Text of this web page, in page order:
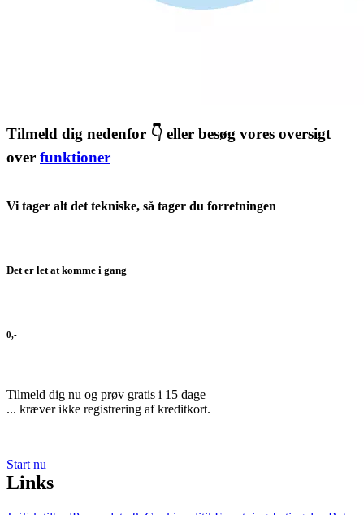
Tilmeld dig nedenfor 👇 eller besøg vores oversigt
over funktioner
Vi tager alt det tekniske, så tager du forretningen
Det er let at komme i gang
0,-
Tilmeld dig nu og prøv gratis i 15 dage
... kræver ikke registrering af kreditkort.
Start nu
Links